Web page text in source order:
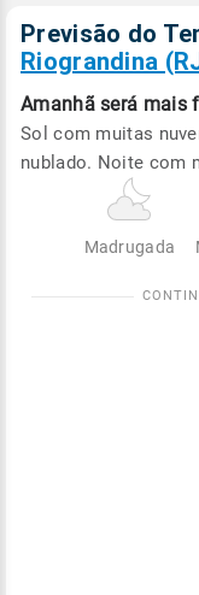
Previsão do
Riograndina
Amanhã será mais
Sol com muitas
nublado. Noite com
Madrugada